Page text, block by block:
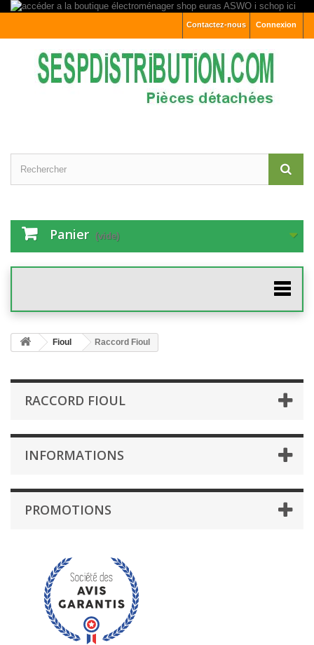
Connexion
Contactez-nous
Panier (vide)
Fioul Raccord Fioul
RACCORD FIOUL
INFORMATIONS
PROMOTIONS